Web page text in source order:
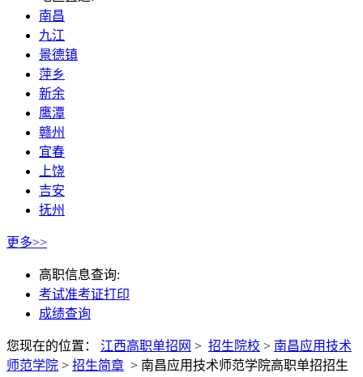
南昌
九江
景德镇
萍乡
新余
鹰潭
赣州
宜春
上饶
吉安
抚州
更多>>
高职信息查询:
考试准考证打印
成绩查询
您现在的位置： 江西高职单招网 > 招生院校 > 南昌应用技术
师范学院 > 招生简章 > 南昌应用技术师范学院高职单招招生